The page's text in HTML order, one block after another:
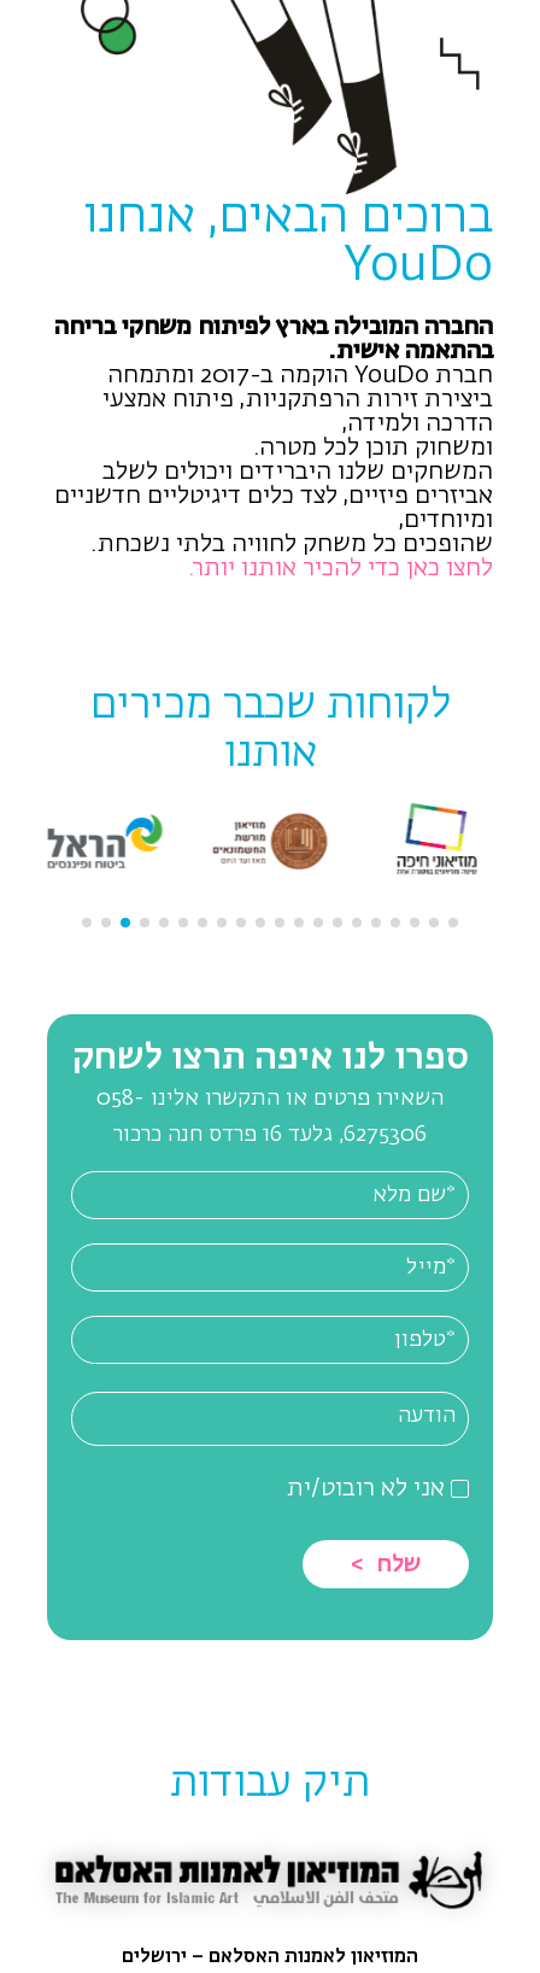
ברוכים הבאים, אנחנו
YouDo
החברה המובילה בארץ לפיתוח משחקי בריחה
בהתאמה אישית.
חברת YouDo הוקמה ב-2017 ומתמחה
ביצירת זירות הרפתקניות, פיתוח אמצעי
הדרכה ולמידה,
ומשחוק תוכן לכל מטרה.
המשחקים שלנו היברידים ויכולים לשלב
אביזרים פיזיים, לצד כלים דיגיטליים חדשניים
ומיוחדים,
שהופכים כל משחק לחוויה בלתי נשכחת.
לחצו כאן כדי להכיר אותנו יותר.
לקוחות שכבר מכירים
אותנו
ספרו לנו איפה תרצו לשחק
השאירו פרטים או התקשרו אלינו 058-
6275306, גלעד 16 פרדס חנה כרכור
אני לא רובוט/ית
תיק עבודות
המוזיאון לאמנות האסלאם – ירושלים